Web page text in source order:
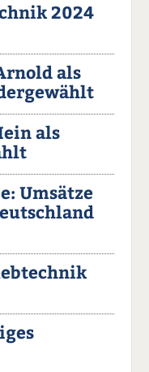
2024
als
als
Umsätze